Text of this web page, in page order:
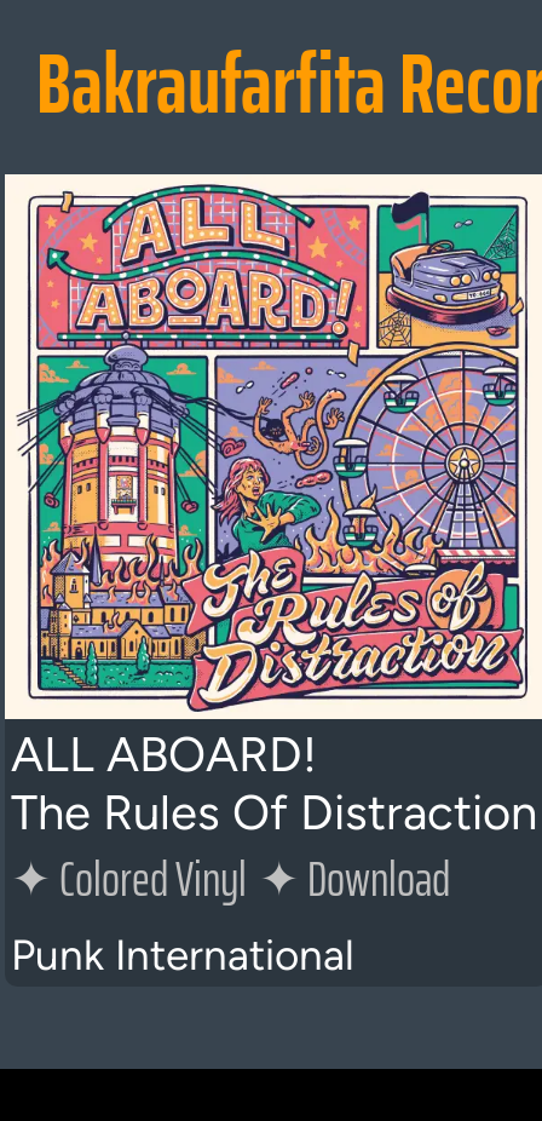
Bakraufarfita
ALL ABOARD!
The Rules Of Distraction
✦Colored Vinyl ✦Download
Punk International